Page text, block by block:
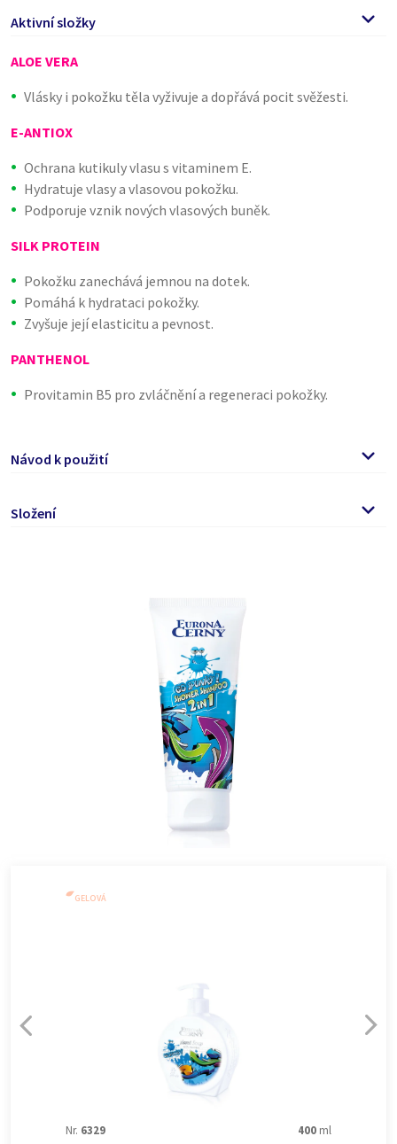
Aktivní složky
ALOE VERA
Vlásky i pokožku těla vyživuje a dopřává pocit svěžesti.
E-ANTIOX
Ochrana kutikuly vlasu s vitaminem E.
Hydratuje vlasy a vlasovou pokožku.
Podporuje vznik nových vlasových buněk.
SILK PROTEIN
Pokožku zanechává jemnou na dotek.
Pomáhá k hydrataci pokožky.
Zvyšuje její elasticitu a pevnost.
PANTHENOL
Provitamin B5 pro zvláčnění a regeneraci pokožky.
Návod k použití
vytvořte pěnu. Poté opláchněte čistou vodou a osušte.
Složení
Leaf Juice Powder, Hydrolyzed Silk, Tocopheryl Acetate,
Panthenol, Tocopherol, Imidazolidinyl Urea, Benzyl Alcohol,
Ethylhexylglycerin, Phenoxyethanol, Citric Acid, Parfum.
GELOVÁ
Nr. 6329 400 ml